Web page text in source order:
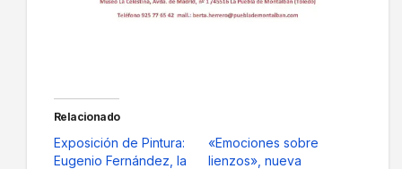
Relacionado
Exposición de Pintura:
Eugenio Fernández, la
«Emociones sobre
lienzos», nueva